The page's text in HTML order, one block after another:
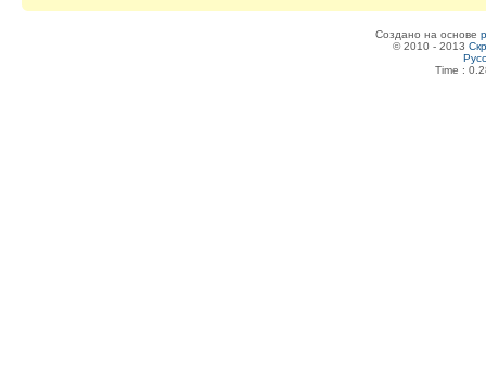
Создано на основе
© 2010 - 2013
Time :